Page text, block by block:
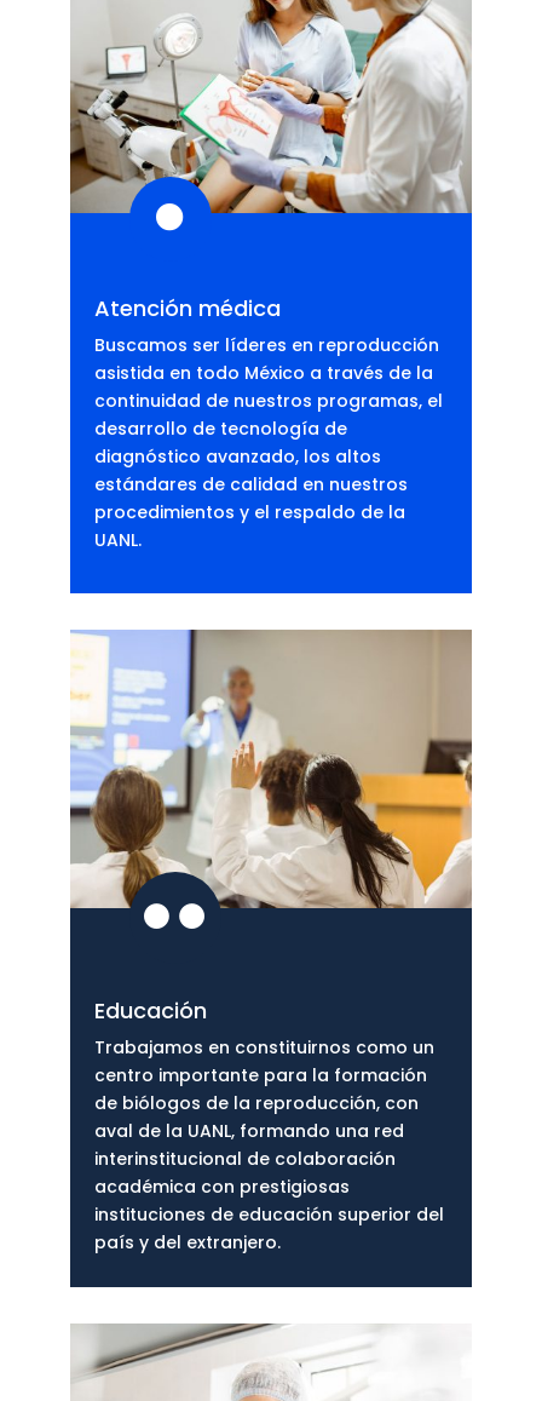

Atención médica
Buscamos ser líderes en reproducción
asistida en todo México a través de la
continuidad de nuestros programas, el
desarrollo de tecnología de
diagnóstico avanzado, los altos
estándares de calidad en nuestros
procedimientos y el respaldo de la
UANL.

Educación
Trabajamos en constituirnos como un
centro importante para la formación
de biólogos de la reproducción, con
aval de la UANL, formando una red
interinstitucional de colaboración
académica con prestigiosas
instituciones de educación superior del
país y del extranjero.